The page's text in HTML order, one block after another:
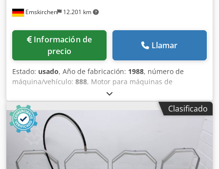
Emskirchen 12.201 km
Información de
precio
Llamar
Estado: usado, Año de fabricación: 1988, número de
máquina/vehículo: 888, Motor para máquinas de
encuadernación de grapas Brehmer/Polygraph – Motor
para máquinas de encuadernación Brehmer/Polygraph
Brehmer – VEB LBW 742-745-750, año 1988 – Número de
serie: 888C 2/88 VEB CLS256/4-5FK44T Inspección en vídeo
en línea a través de Skype Nos complacería mucho su
visita; tenemos más máquinas en stock. Disponible de
inmediato; se puede inspeccionar. En stock en
Emskirchen/Núremberg; se puede probar. Dwsdpfx Ahsh
Clasificado